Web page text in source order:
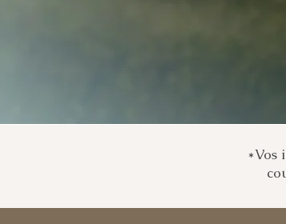
*Vos